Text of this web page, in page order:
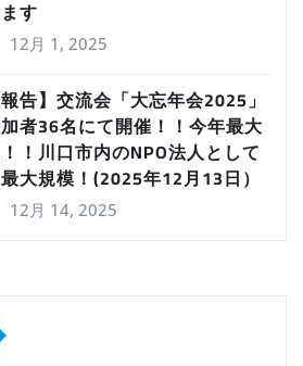
す
12月 1, 2025
報告】交流会「大忘年会2025」
者36名にて開催！！今年最大
！川口市内のNPO法人として
大規模！(2025年12月13日）
12月 14, 2025